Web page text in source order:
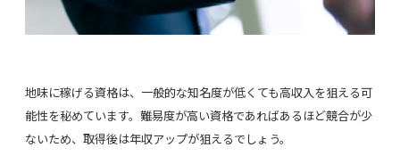
地味に稼げる資格は、一般的な知名度が低くても高収入を狙える可
能性を秘めています。難易度が高い資格であればあるほど競合が少
ないため、取得後は年収アップが狙えるでしょう。